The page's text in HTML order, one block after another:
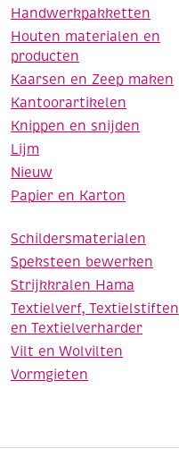
Handwerkpakketten
Houten materialen en
producten
Kaarsen en Zeep maken
Kantoorartikelen
Knippen en snijden
Lijm
Nieuw
Papier en Karton
Schildersmaterialen
Speksteen bewerken
Strijkkralen Hama
Textielverf, Textielstiften
en Textielverharder
Vilt en Wolvilten
Vormgieten